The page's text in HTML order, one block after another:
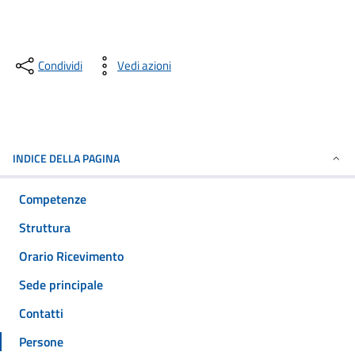
Condividi Vedi azioni
INDICE DELLA PAGINA
Competenze
Struttura
Orario Ricevimento
Sede principale
Contatti
Persone